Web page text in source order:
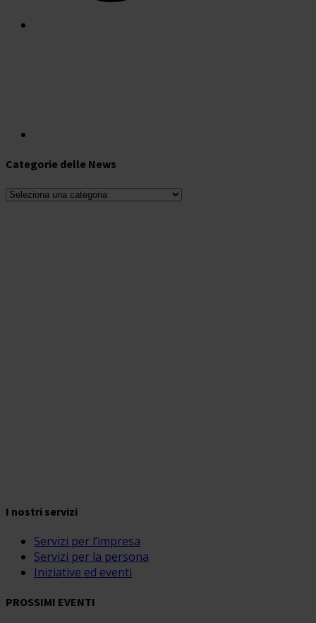
Categorie delle News
Categorie
I nostri servizi
Servizi per l’impresa
Servizi per la persona
Iniziative ed eventi
PROSSIMI EVENTI